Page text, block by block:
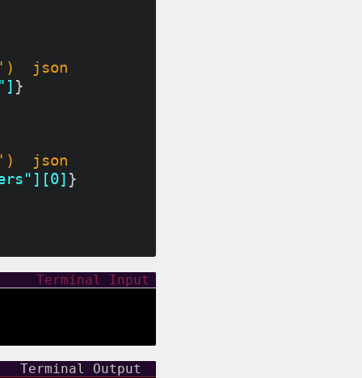
json
}
json
}